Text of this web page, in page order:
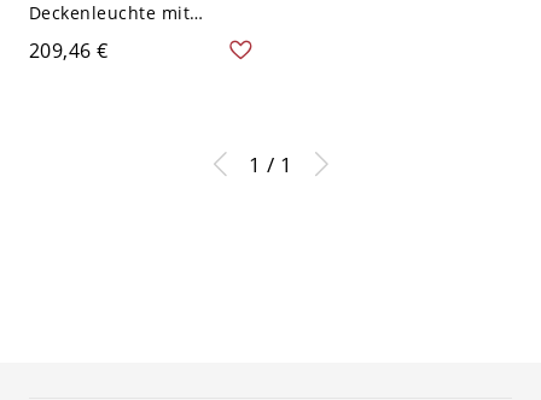
Deckenleuchte mit
weißem Stoffschirm, 1-
Licht und 20-Zoll
209,46 €
1 / 1